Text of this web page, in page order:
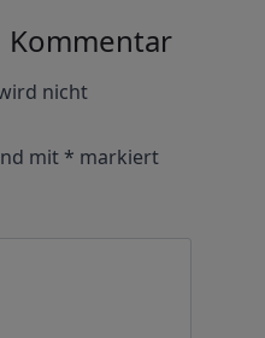
Kommentar
nicht
mit* markiert